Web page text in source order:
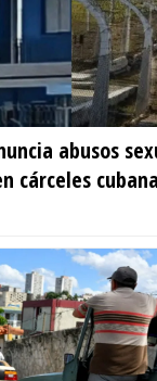
abusos
cárceles